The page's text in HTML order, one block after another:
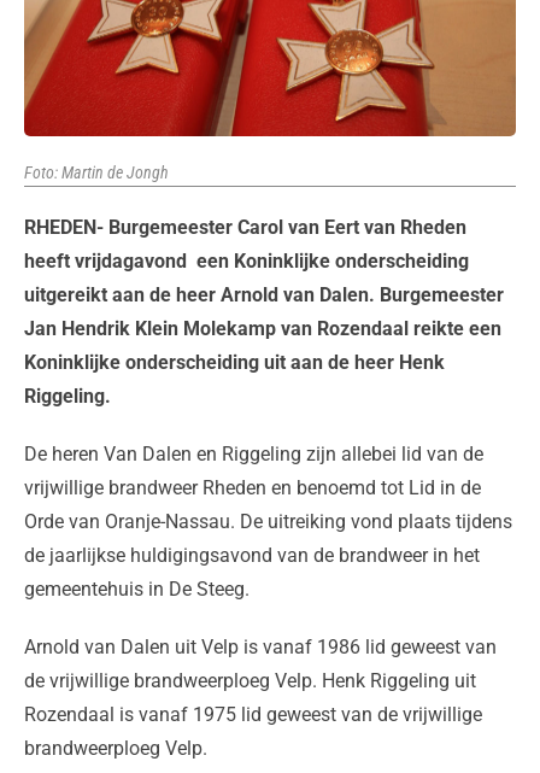
Foto: Martin de Jongh
RHEDEN- Burgemeester Carol van Eert van Rheden
heeft vrijdagavond een Koninklijke onderscheiding
uitgereikt aan de heer Arnold van Dalen. Burgemeester
Jan Hendrik Klein Molekamp van Rozendaal reikte een
Koninklijke onderscheiding uit aan de heer Henk
Riggeling.
De heren Van Dalen en Riggeling zijn allebei lid van de
vrijwillige brandweer Rheden en benoemd tot Lid in de
Orde van Oranje-Nassau. De uitreiking vond plaats tijdens
de jaarlijkse huldigingsavond van de brandweer in het
gemeentehuis in De Steeg.
Arnold van Dalen uit Velp is vanaf 1986 lid geweest van
de vrijwillige brandweerploeg Velp. Henk Riggeling uit
Rozendaal is vanaf 1975 lid geweest van de vrijwillige
brandweerploeg Velp.